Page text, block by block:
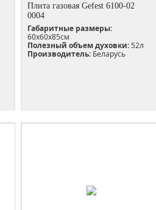
Плита газовая Gefest 6100-02
0004
Габаритные размеры:
60х60х85см
Полезный объем духовки:52л
Производитель: Беларусь